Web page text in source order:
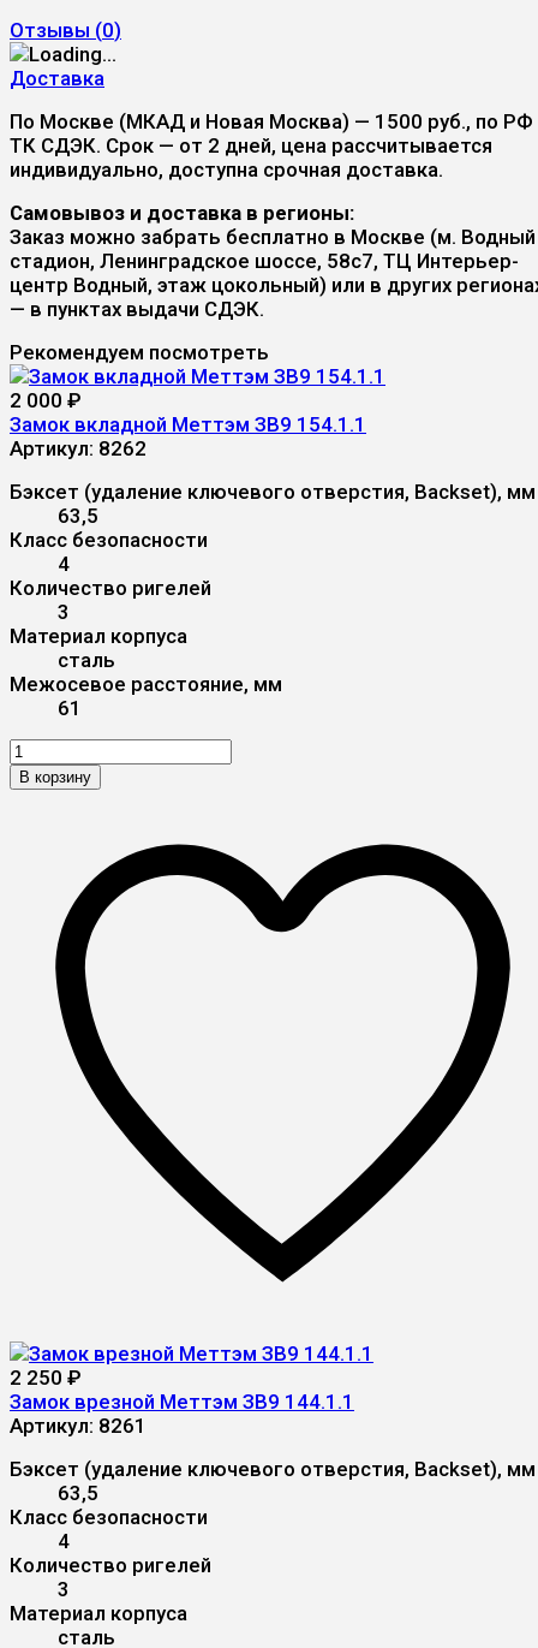
Отзывы (0)
Доставка
По Москве (МКАД и Новая Москва) — 1500 руб., по
ТК СДЭК. Срок — от 2 дней, цена рассчитывается
индивидуально, доступна срочная доставка.
Самовывоз и доставка в регионы:
Заказ можно забрать бесплатно в Москве (м. Водный
стадион, Ленинградское шоссе, 58с7, ТЦ Интерьер-
центр Водный, этаж цокольный) или в других
— в пунктах выдачи СДЭК.
Рекомендуем посмотреть
2 000 ₽
Замок вкладной Меттэм ЗВ9 154.1.1
Артикул: 8262
Бэксет (удаление ключевого отверстия, Backset), мм
63,5
Класс безопасности
4
Количество ригелей
3
Материал корпуса
сталь
Межосевое расстояние, мм
61
В корзину
2 250 ₽
Замок врезной Меттэм ЗВ9 144.1.1
Артикул: 8261
Бэксет (удаление ключевого отверстия, Backset), мм
63,5
Класс безопасности
4
Количество ригелей
3
Материал корпуса
сталь